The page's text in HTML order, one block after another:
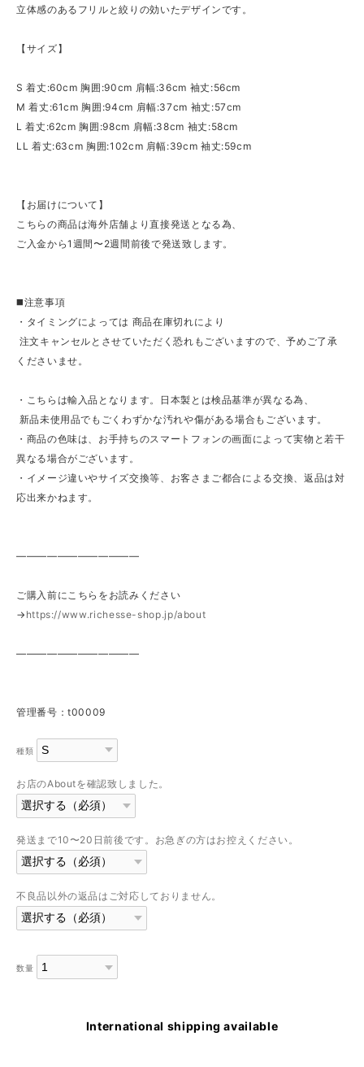
立体感のあるフリルと絞りの効いたデザインです。
【サイズ】
S 着丈:60cm 胸囲:90cm 肩幅:36cm 袖丈:56cm
M 着丈:61cm 胸囲:94cm 肩幅:37cm 袖丈:57cm
L 着丈:62cm 胸囲:98cm 肩幅:38cm 袖丈:58cm
LL 着丈:63cm 胸囲:102cm 肩幅:39cm 袖丈:59cm
【お届けについて】
こちらの商品は海外店舗より直接発送となる為、
ご入金から1週間〜2週間前後で発送致します。
◼️注意事項
・タイミングによっては 商品在庫切れにより
注文キャンセルとさせていただく恐れもございますので、予めご了承
くださいませ。
・こちらは輸入品となります。日本製とは検品基準が異なる為、
新品未使用品でもごくわずかな汚れや傷がある場合もございます。
・商品の色味は、お手持ちのスマートフォンの画面によって実物と若干
異なる場合がございます。
・イメージ違いやサイズ交換等、お客さまご都合による交換、返品は対
応出来かねます。
————————————
ご購入前にこちらをお読みください
→ https://www.richesse-shop.jp/about
————————————
管理番号：t00009
種類
お店のAboutを確認致しました。
発送まで10〜20日前後です。お急ぎの方はお控えください。
不良品以外の返品はご対応しておりません。
数量
International shipping available